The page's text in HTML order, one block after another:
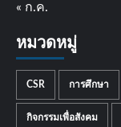
« ก.ค.
หมวดหมู่
CSR การศึกษา
กิจกรรมเพื่อสังคม